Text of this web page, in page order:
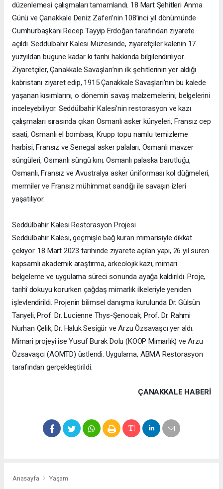
düzenlemesi çalışmaları tamamlandı. 18 Mart Şehitleri Anma
Günü ve Çanakkale Deniz Zaferi’nin 108’inci yıl dönümünde
Cumhurbaşkanı Recep Tayyip Erdoğan tarafından ziyarete
açıldı. Seddülbahir Kalesi Müzesinde, ziyaretçiler kalenin 17.
yüzyıldan bugüne kadar ki tarihi hakkında bilgilendiriliyor.
Ziyaretçiler, Çanakkale Savaşları’nın ilk şehitlerinin yer aldığı
kabristanı ziyaret edip, 1915 Çanakkale Savaşları’nın bu kalede
yaşanan kısımlarını, o dönemin savaş malzemelerini, belgelerini
inceleyebiliyor. Seddülbahir Kalesi’nin restorasyon ve kazı
çalışmaları sırasında çıkan Osmanlı asker künyeleri, Fransız cep
saati, Osmanlı el bombası, Krupp topu namlu temizleme
harbisi, Fransız ve Senegal asker palaları, Osmanlı mavzer
süngüleri, Osmanlı süngü kını, Osmanlı palaska barutluğu,
Osmanlı, Fransız ve Avustralya asker üniforması kol düğmeleri,
mermiler ve Fransız mühimmat sandığı ile savaşın izleri
yaşatılıyor.
Seddülbahir Kalesi Restorasyon Projesi
Seddülbahir Kalesi, geçmişle bağ kuran mimarisiyle dikkat
çekiyor. 18 Mart 2023 tarihinde ziyarete açılan yapı, 26 yıl süren
kapsamlı akademik araştırma, arkeolojik kazı, mimari
belgeleme ve uygulama süreci sonunda ayağa kaldırıldı. Proje,
tarihî dokuyu korurken çağdaş mimarlık ilkeleriyle yeniden
işlevlendirildi. Projenin bilimsel danışma kurulunda Dr. Gülsün
Tanyeli, Prof. Dr. Lucienne Thys-Şenocak, Prof. Dr. Rahmi
Nurhan Çelik, Dr. Haluk Sesigür ve Arzu Özsavaşcı yer aldı.
Mimari projeyi ise Yusuf Burak Dolu (KOOP Mimarlık) ve Arzu
Özsavaşcı (AOMTD) üstlendi. Uygulama, ABMA Restorasyon
tarafından gerçekleştirildi.
ÇANAKKALE HABERİ
Anasayfa Yaşam